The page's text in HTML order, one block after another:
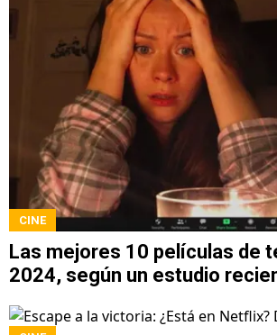
CINE
Las mejores 10 películas de
2024, según un estudio